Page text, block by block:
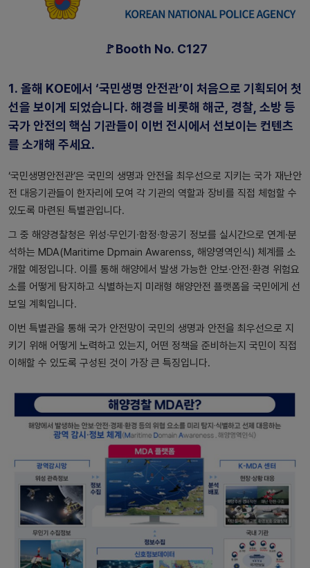
🚩Booth No. C127
1. 올해 KOE에서 ‘국민생명 안전관’이 처음으로 기획되어 첫
선을 보이게 되었습니다. 해경을 비롯해 해군, 경찰, 소방 등
국가 안전의 핵심 기관들이 이번 전시에서 선보이는 컨텐츠
를 소개해 주세요.
‘국민생명안전관’은 국민의 생명과 안전을 최우선으로 지키는 국가 재난안
전 대응기관들이 한자리에 모여 각 기관의 역할과 장비를 직접 체험할 수
있도록 마련된 특별관입니다.
그 중 해양경찰청은 위성∙무인기∙함정∙항공기 정보를 실시간으로 연계∙분
석하는 MDA(Maritime Dpmain Awarenss, 해양영역인식) 체계를 소
개할 예정입니다. 이를 통해 해양에서 발생 가능한 안보∙안전∙환경 위험요
소를 어떻게 탐지하고 식별하는지 미래형 해양안전 플랫폼을 국민에게 선
보일 계획입니다.
이번 특별관을 통해 국가 안전망이 국민의 생명과 안전을 최우선으로 지
키기 위해 어떻게 노력하고 있는지, 어떤 정책을 준비하는지 국민이 직접
이해할 수 있도록 구성된 것이 가장 큰 특징입니다.